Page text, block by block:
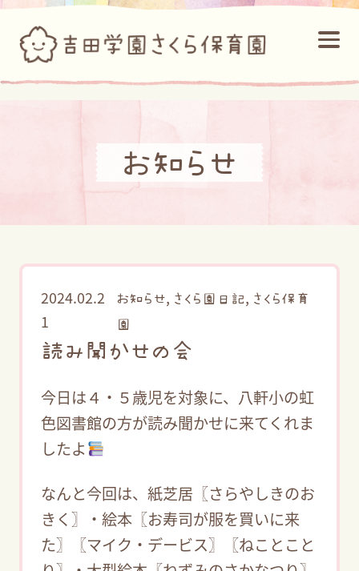
お知らせ
2024.02.2
1
お知らせ, さくら園日記, さくら保育
園
読み聞かせの会
今日は４・５歳児を対象に、八軒小の虹
色図書館の方が読み聞かせに来てくれま
したよ
なんと今回は、紙芝居〖さらやしきのお
きく〗・絵本〖お寿司が服を買いに来
た〗〖マイク・デービス〗〖ねことこと